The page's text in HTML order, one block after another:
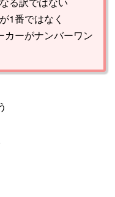
1番ではなく
カーがナンバーワン